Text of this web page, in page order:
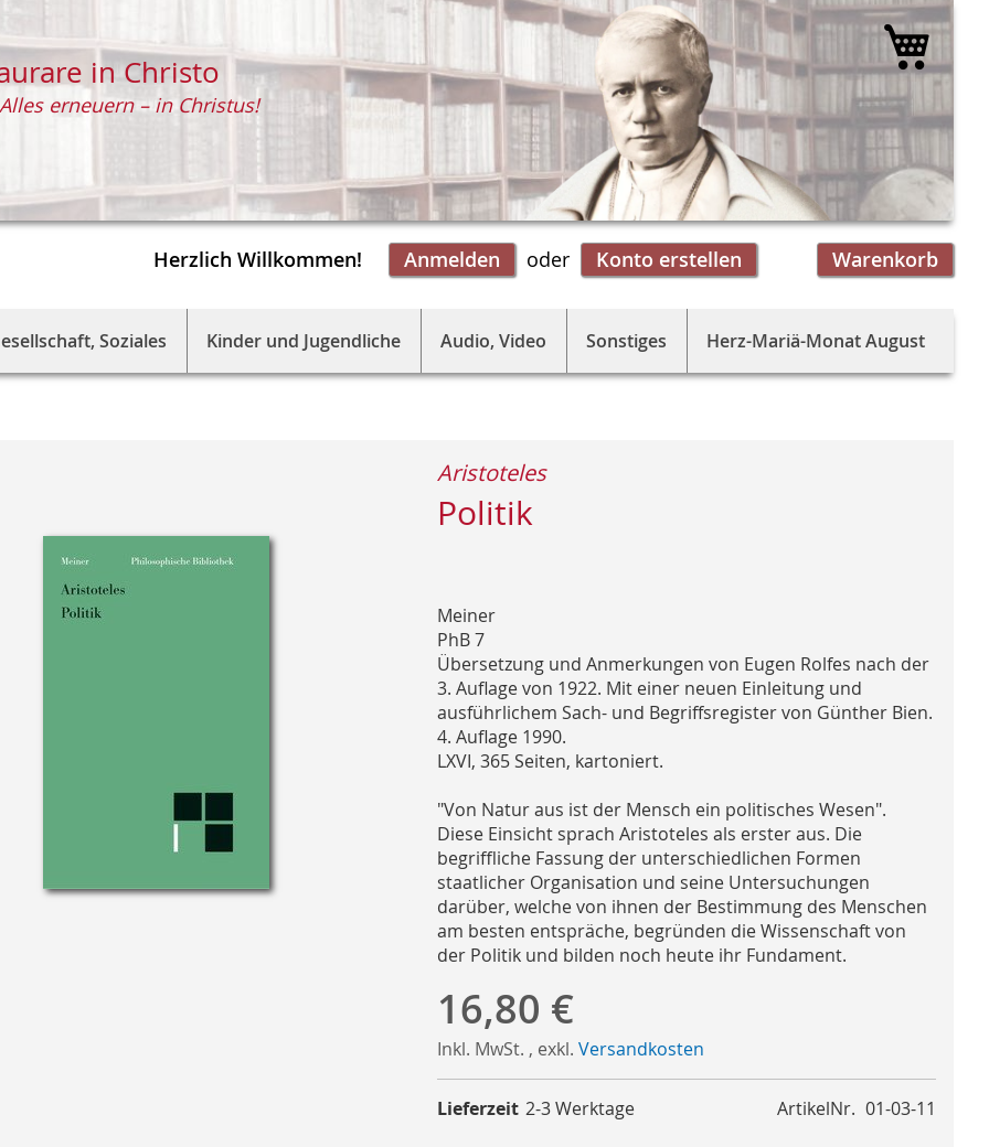
Herzlich Willkommen! Anmelden Warenkorb
Konto erstellen
in Christo
Alles erneuern – in Christus!
Mein
Soziales Kinder und Jugendliche Audio, Video Sonstiges Herz-Mariä-Monat August
Politik
Aristoteles
Meiner
PhB 7
Übersetzung und Anmerkungen von Eugen Rolfes nach der
3. Auflage von 1922. Mit einer neuen Einleitung und
ausführlichem Sach- und Begriffsregister von Günther Bien.
4. Auflage 1990.
LXVI, 365 Seiten, kartoniert.
"Von Natur aus ist der Mensch ein politisches Wesen".
Diese Einsicht sprach Aristoteles als erster aus. Die
begriffliche Fassung der unterschiedlichen Formen
staatlicher Organisation und seine Untersuchungen
darüber, welche von ihnen der Bestimmung des Menschen
am besten entspräche, begründen die Wissenschaft von
der Politik und bilden noch heute ihr Fundament.
16,80 €
Inkl. MwSt. , exkl. Versandkosten
ArtikelNr. 01-03-11
Lieferzeit 2-3 Werktage